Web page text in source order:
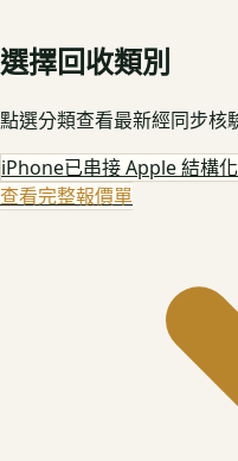
選擇回收類別
點選分類查看最新經同步核
iPhone已串接 Apple 結構
查看完整報價單